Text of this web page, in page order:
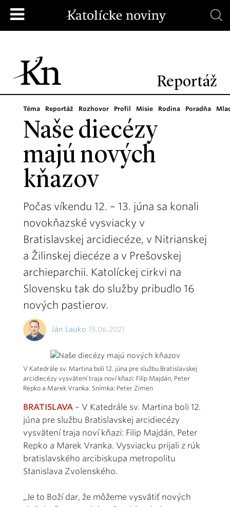
Reportáž
Téma Reportáž Rozhovor Profil Misie Rodina Poradňa
Naše diecézy
majú nových
kňazov
Počas víkendu 12. – 13. júna sa konali
novokňazské vysviacky v
Bratislavskej arcidiecéze, v Nitrianskej
a Žilinskej diecéze a v Prešovskej
archieparchii. Katolíckej cirkvi na
Slovensku tak do služby pribudlo 16
nových pastierov.
Ján Lauko 15.06.2021
V Katedrále sv. Martina boli 12. júna pre službu Bratislavskej
arcidiecézy vysvätení traja noví kňazi: Filip Majdán, Peter
Repko a Marek Vranka. Snímka: Peter Zimen
BRATISLAVA – V Katedrále sv. Martina boli 12.
júna pre službu Bratislavskej arcidiecézy
vysvätení traja noví kňazi: Filip Majdán, Peter
Repko a Marek Vranka. Vysviacku prijali z rúk
bratislavského arcibiskupa metropolitu
Stanislava Zvolenského.
„Je to Boží dar, že môžeme vysvätiť nových